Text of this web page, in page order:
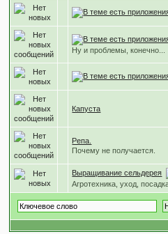
Ну и проблемы, конечно...
Капуста
Репа.
Почему не получается.
Выращивание сельдерея
Агротехника, уход,